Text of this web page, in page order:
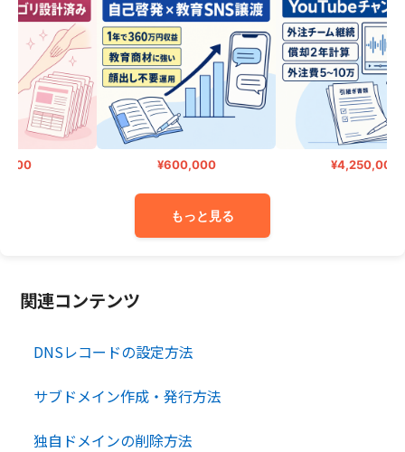
¥600,000 ¥4,250,000
もっと見る
関連コンテンツ
DNSレコードの設定方法
サブドメイン作成・発行方法
独自ドメインの削除方法